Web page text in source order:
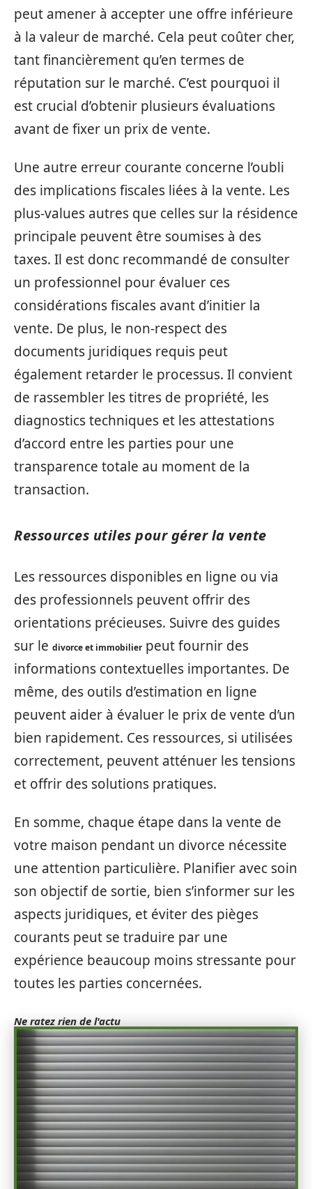
peut amener à accepter une offre inférieure
à la valeur de marché. Cela peut coûter cher,
tant financièrement qu’en termes de
réputation sur le marché. C’est pourquoi il
est crucial d’obtenir plusieurs évaluations
avant de fixer un prix de vente.
Une autre erreur courante concerne l’oubli
des implications fiscales liées à la vente. Les
plus-values autres que celles sur la résidence
principale peuvent être soumises à des
taxes. Il est donc recommandé de consulter
un professionnel pour évaluer ces
considérations fiscales avant d’initier la
vente. De plus, le non-respect des
documents juridiques requis peut
également retarder le processus. Il convient
de rassembler les titres de propriété, les
diagnostics techniques et les attestations
d’accord entre les parties pour une
transparence totale au moment de la
transaction.
Ressources utiles pour gérer la vente
Les ressources disponibles en ligne ou via
des professionnels peuvent offrir des
orientations précieuses. Suivre des guides
sur le divorce et immobilierpeut fournir des
informations contextuelles importantes. De
même, des outils d’estimation en ligne
peuvent aider à évaluer le prix de vente d’un
bien rapidement. Ces ressources, si utilisées
correctement, peuvent atténuer les tensions
et offrir des solutions pratiques.
En somme, chaque étape dans la vente de
votre maison pendant un divorce nécessite
une attention particulière. Planifier avec soin
son objectif de sortie, bien s’informer sur les
aspects juridiques, et éviter des pièges
courants peut se traduire par une
expérience beaucoup moins stressante pour
toutes les parties concernées.
Ne ratez rien de l'actu